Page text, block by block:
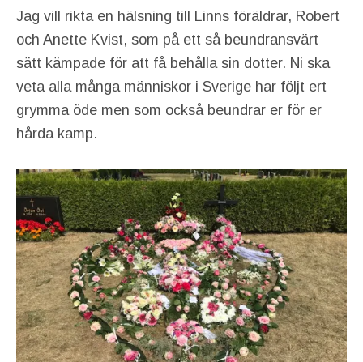
Jag vill rikta en hälsning till Linns föräldrar, Robert
och Anette Kvist, som på ett så beundransvärt
sätt kämpade för att få behålla sin dotter. Ni ska
veta alla många människor i Sverige har följt ert
grymma öde men som också beundrar er för er
hårda kamp.